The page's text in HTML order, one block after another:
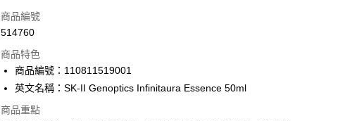
信用卡
AlipayHK
PayMe
WeChat Pay
商品編號
514760
商品特色
商品編號：110811519001
英文名稱：SK-II Genoptics Infinitaura Essence 50ml
商品重點